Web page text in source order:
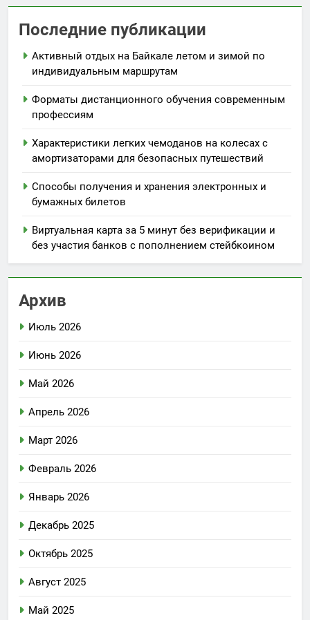
Последние публикации
Активный отдых на Байкале летом и зимой по
индивидуальным маршрутам
Форматы дистанционного обучения современным
профессиям
Характеристики легких чемоданов на колесах с
амортизаторами для безопасных путешествий
Способы получения и хранения электронных и
бумажных билетов
Виртуальная карта за 5 минут без верификации и
без участия банков с пополнением стейбкоином
Архив
Июль 2026
Июнь 2026
Май 2026
Апрель 2026
Март 2026
Февраль 2026
Январь 2026
Декабрь 2025
Октябрь 2025
Август 2025
Май 2025